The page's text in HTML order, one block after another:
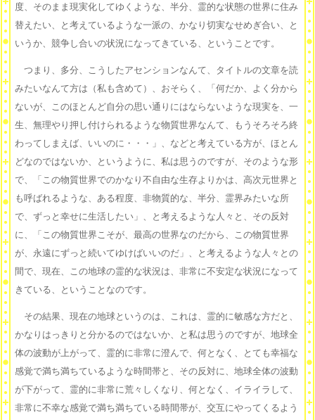
度、そのまま現実化してゆくような、半分、霊的な状態の世界に住み
替えたい、と考えているような一派の、かなり切実なせめぎ合い、と
いうか、競争し合いの状況になってきている、ということです。
つまり、多分、こうしたアセンションなんて、タイトルの文章を読
みたいなんて方は（私も含めて）、おそらく、「何だか、よく分から
ないが、このほとんど自分の思い通りにはならないような現実を、一
生、無理やり押し付けられるような物質世界なんて、もうそろそろ終
わってしまえば、いいのに・・・」、などと考えている方が、ほとん
どなのではないか、というように、私は思うのですが、そのような形
で、「この物質世界でのかなり不自由な生存よりかは、高次元世界と
も呼ばれるような、ある程度、非物質的な、半分、霊界みたいな所
で、ずっと幸せに生活したい」、と考えるような人々と、その反対
に、「この物質世界こそが、最高の世界なのだから、この物質世界
が、永遠にずっと続いてゆけばいいのだ」、と考えるような人々との
間で、現在、この地球の霊的な状況は、非常に不安定な状況になって
きている、ということなのです。
その結果、現在の地球というのは、これは、霊的に敏感な方だと、
かなりはっきりと分かるのではないか、と私は思うのですが、地球全
体の波動が上がって、霊的に非常に澄んで、何となく、とても幸福な
感覚で満ち満ちているような時間帯と、その反対に、地球全体の波動
が下がって、霊的に非常に荒々しくなり、何となく、イライラして、
非常に不幸な感覚で満ち満ちている時間帯が、交互にやってくるよう